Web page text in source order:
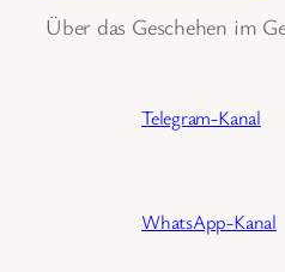
Über das Geschehen im
Telegram-Kanal
WhatsApp-Kanal